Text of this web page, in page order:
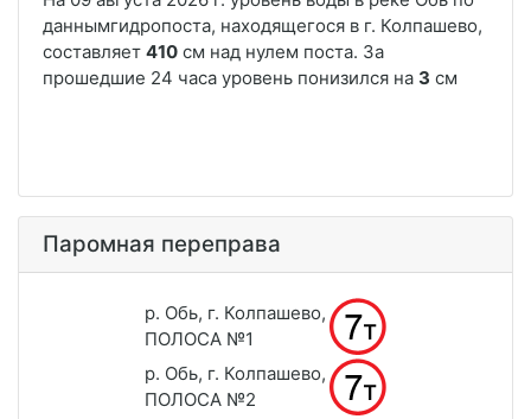
Паромная переправа
р. Обь, г. Колпашево,
ПОЛОСА №1
р. Обь, г. Колпашево,
ПОЛОСА №2